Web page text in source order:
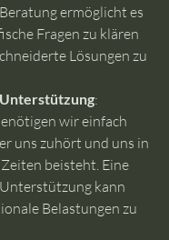
ermöglicht es
Fragen zu klären
Lösungen zu
:
wir einfach
uns zuhört und uns in
beisteht. Eine
kann
Belastungen zu